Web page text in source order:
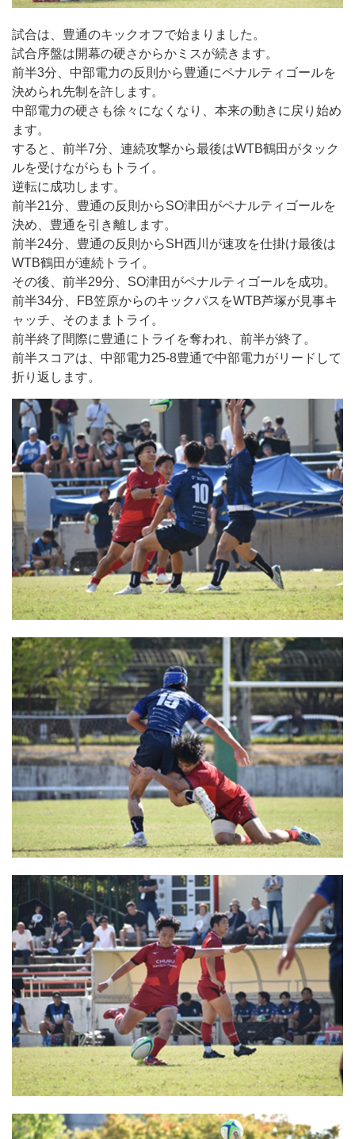
試合は、豊通のキックオフで始まりました。
試合序盤は開幕の硬さからかミスが続きます。
前半3分、中部電力の反則から豊通にペナルティゴールを
決められ先制を許します。
中部電力の硬さも徐々になくなり、本来の動きに戻り始め
ます。
すると、前半7分、連続攻撃から最後はWTB鶴田がタック
ルを受けながらもトライ。
逆転に成功します。
前半21分、豊通の反則からSO津田がペナルティゴールを
決め、豊通を引き離します。
前半24分、豊通の反則からSH西川が速攻を仕掛け最後は
WTB鶴田が連続トライ。
その後、前半29分、SO津田がペナルティゴールを成功。
前半34分、FB笠原からのキックパスをWTB芦塚が見事キ
ャッチ、そのままトライ。
前半終了間際に豊通にトライを奪われ、前半が終了。
前半スコアは、中部電力25-8豊通で中部電力がリードして
折り返します。